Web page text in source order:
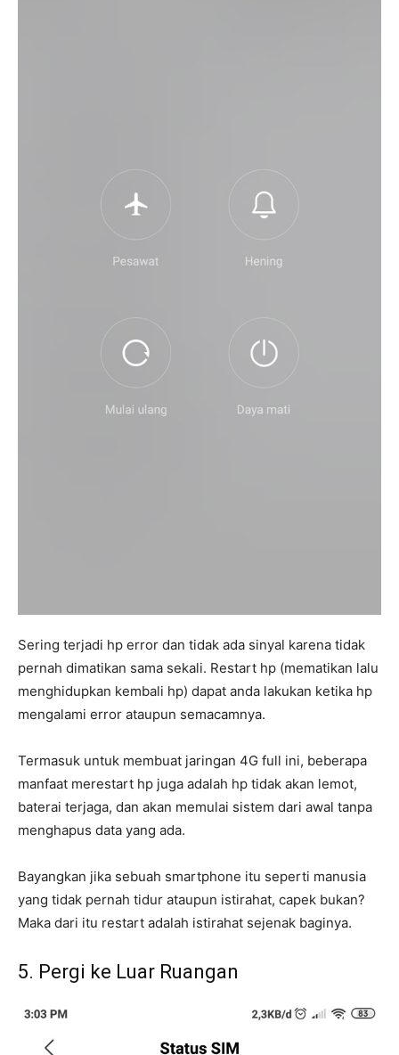
Sering terjadi hp error dan tidak ada sinyal karena tidak
pernah dimatikan sama sekali. Restart hp (mematikan lalu
menghidupkan kembali hp) dapat anda lakukan ketika hp
mengalami error ataupun semacamnya.
Termasuk untuk membuat jaringan 4G full ini, beberapa
manfaat merestart hp juga adalah hp tidak akan lemot,
baterai terjaga, dan akan memulai sistem dari awal tanpa
menghapus data yang ada.
Bayangkan jika sebuah smartphone itu seperti manusia
yang tidak pernah tidur ataupun istirahat, capek bukan?
Maka dari itu restart adalah istirahat sejenak baginya.
5. Pergi ke Luar Ruangan